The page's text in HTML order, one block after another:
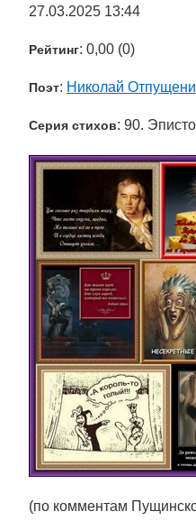
27.03.2025 13:44
Рейтинг: 0,00 (0)
Поэт: Николай
Серия стихов: 90.
(по комментам